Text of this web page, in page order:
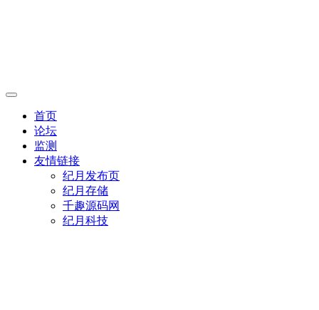
首页
论坛
监测
友情链接
纪月发布页
纪月存储
千趣源码网
纪月科技